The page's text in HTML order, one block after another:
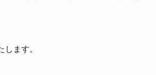
ます。